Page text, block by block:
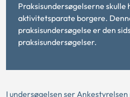
Praksisundersøgelserne skulle
aktivitetsparate borgere.
praksisundersøgelse er den
praksisundersøgelser.
I undersøgelsen ser